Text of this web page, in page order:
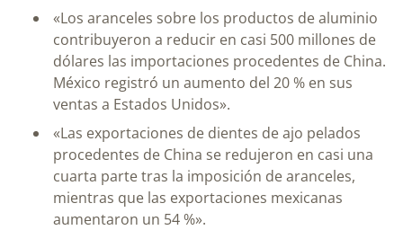
«Los aranceles sobre los productos de aluminio
contribuyeron a reducir en casi 500 millones de
dólares las importaciones procedentes de China.
México registró un aumento del 20 % en sus
ventas a Estados Unidos».
«Las exportaciones de dientes de ajo pelados
procedentes de China se redujeron en casi una
cuarta parte tras la imposición de aranceles,
mientras que las exportaciones mexicanas
aumentaron un 54 %».